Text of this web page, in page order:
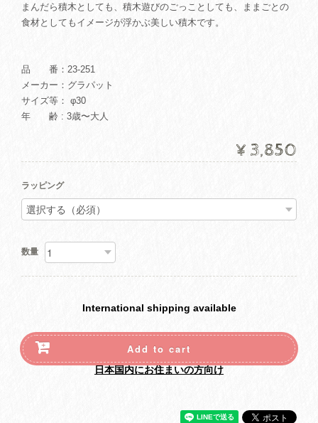
まんだら積木としても、積木遊びのごっことしても、ままごとの
食材としてもイメージが浮かぶ美しい積木です。
品 番：23-251
メーカー：グラパット
サイズ等： φ30
年 齢 : 3歳〜大人
¥3,850
ラッピング
数量
International shipping available
Add to cart
日本国内にお住まいの方向け